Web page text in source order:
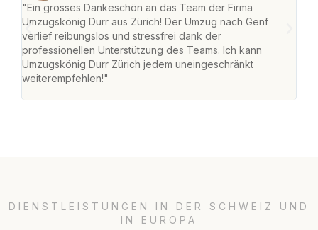
"Ein grosses Dankeschön an das Team der Firma
Umzugskönig Durr aus Zürich! Der Umzug nach Genf
verlief reibungslos und stressfrei dank der
professionellen Unterstützung des Teams. Ich kann
Umzugskönig Durr Zürich jedem uneingeschränkt
weiterempfehlen!"
DIENSTLEISTUNGEN IN DER SCHWEIZ UND
IN EUROPA